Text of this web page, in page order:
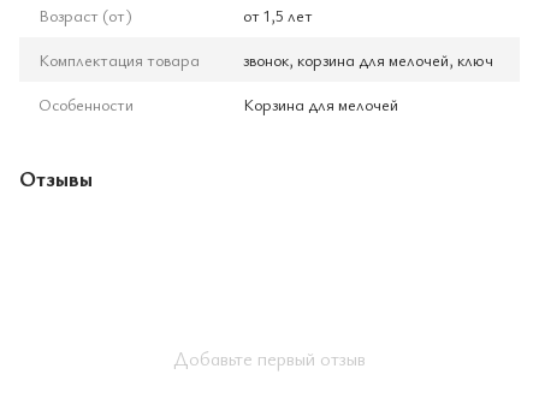
Возраст (от)
от 1,5 лет
Комплектация товара
звонок, корзина для мелочей, ключ
Особенности
Корзина для мелочей
Отзывы
Добавьте первый отзыв